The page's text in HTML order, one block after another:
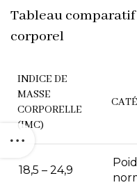
Tableau
corporel
INDICE DE
MASSE
CORPORELLE
(IMC)
18,5 – 24,9